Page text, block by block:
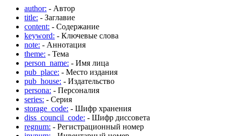
author: - Автор
title: - Заглавие
content: - Содержание
keyword: - Ключевые слова
note: - Аннотация
theme: - Тема
person_name: - Имя лица
pub_place: - Место издания
pub_house: - Издательство
persona: - Персоналия
series: - Серия
storage_code: - Шифр хранения
diss_council_code: - Шифр диссовета
regnum: - Регистрационный номер